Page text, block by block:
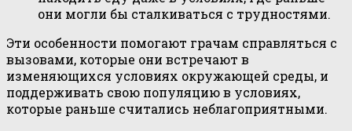
они могли бы сталкиваться с трудностями.
Эти особенности помогают грачам справляться с
вызовами, которые они встречают в
изменяющихся условиях окружающей среды, и
поддерживать свою популяцию в условиях,
которые раньше считались неблагоприятными.